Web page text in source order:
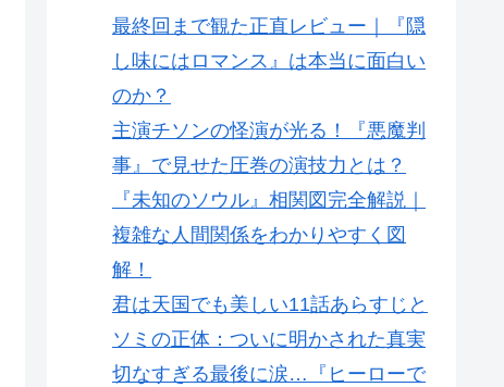
最終回まで観た正直レビュー｜『隠
し味にはロマンス』は本当に面白い
のか？
主演チソンの怪演が光る！『悪魔判
事』で見せた圧巻の演技力とは？
『未知のソウル』相関図完全解説｜
複雑な人間関係をわかりやすく図
解！
君は天国でも美しい11話あらすじと
ソミの正体：ついに明かされた真実
切なすぎる最後に涙…『ヒーローで